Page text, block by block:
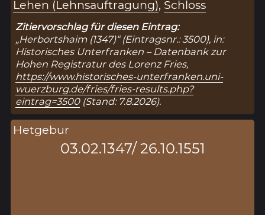
Lehen (Lehnsauftragung), Schloss
Zitiervorschlag für diesen Eintrag:
„Herbortshaim (1347)“ (Eintragsnr.: 3500), in:
Historisches Unterfranken – Datenbank zur
Hohen Registratur des Lorenz Fries,
https://www.historisches-unterfranken.uni-
wuerzburg.de/fries/fries-results.php?
eintrag=3500(Stand: 7.8.2026).
Hetgebur
03.02.1347/ 26.10.1551